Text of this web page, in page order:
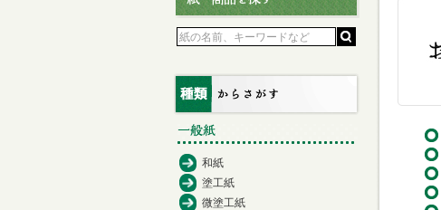
和紙
塗工紙
微塗工紙